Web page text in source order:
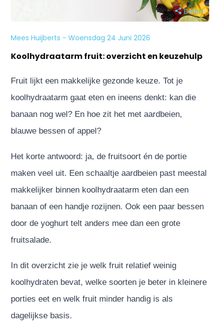
Delen
Mees Huijberts - Woensdag 24 Juni 2026
Koolhydraatarm fruit: overzicht en keuzehulp
Fruit lijkt een makkelijke gezonde keuze. Tot je
koolhydraatarm gaat eten en ineens denkt: kan die
banaan nog wel? En hoe zit het met aardbeien,
blauwe bessen of appel?
Het korte antwoord: ja, de fruitsoort én de portie
maken veel uit. Een schaaltje aardbeien past meestal
makkelijker binnen koolhydraatarm eten dan een
banaan of een handje rozijnen. Ook een paar bessen
door de yoghurt telt anders mee dan een grote
fruitsalade.
In dit overzicht zie je welk fruit relatief weinig
koolhydraten bevat, welke soorten je beter in kleinere
porties eet en welk fruit minder handig is als
dagelijkse basis.